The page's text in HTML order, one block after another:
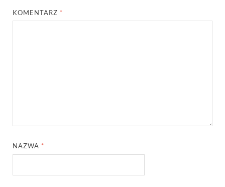
KOMENTARZ *
NAZWA *